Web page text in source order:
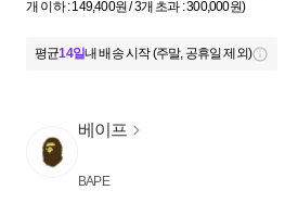
개 이하 : 149,400원 / 3개 초과 : 300,000원)
평균14일내 배송 시작 (주말, 공휴일 제외)
베이프
BAPE